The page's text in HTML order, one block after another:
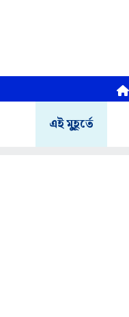
এই মুহূর্তে